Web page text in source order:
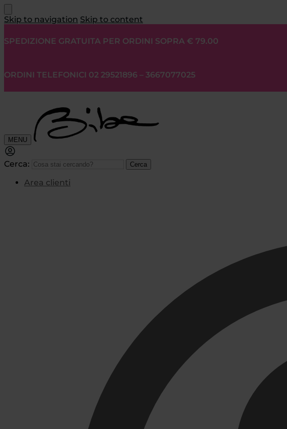
Skip to navigation Skip to content
SPEDIZIONE GRATUITA PER ORDINI SOPRA € 79.00
ORDINI TELEFONICI 02 29521896 – 3667077025
MENU
Cerca: Cerca
Area clienti